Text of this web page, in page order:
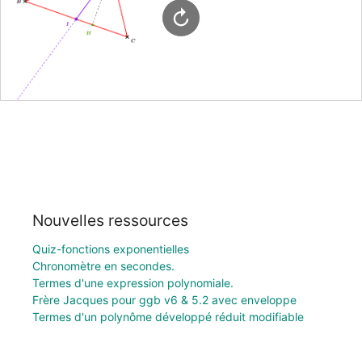
Nouvelles ressources
Quiz-fonctions exponentielles
Chronomètre en secondes.
Termes d'une expression polynomiale.
Frère Jacques pour ggb v6 & 5.2 avec enveloppe
Termes d'un polynôme développé réduit modifiable